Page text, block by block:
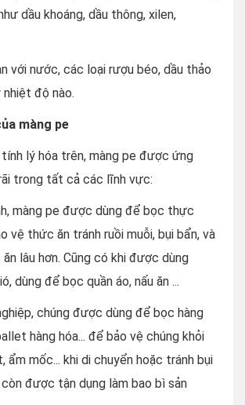
dầu khoáng, dầu thông, xilen,
với nước, các loại rượu béo, dầu thảo
độ nào.
màng pe
lý hóa trên, màng pe được ứng
trong tất cả các lĩnh vực:
màng pe được dùng để bọc thực
vệ thức ăn tránh ruồi muỗi, bụi bẩn, và
lâu hơn. Cũng có khi được dùng
dùng để bọc quần áo, nấu ăn ...
chúng được dùng để bọc hàng
hàng hóa... để bảo vệ chúng khỏi
ẩm mốc... khi di chuyển hoặc tránh bụi
được tận dụng làm bao bì sản